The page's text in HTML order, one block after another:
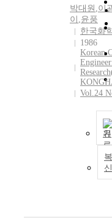
박대원 ,이
이 ,윤풍
한국화
1986
Korean
Vol.24
기